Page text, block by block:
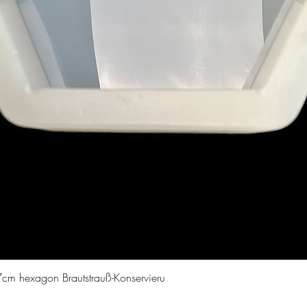
Vista rapida
hexagon Brautstrauß-Konservieru